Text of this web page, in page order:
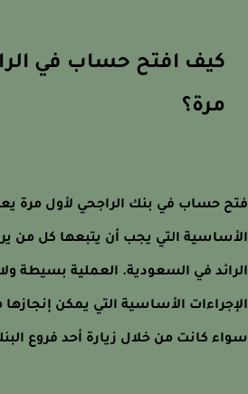
كيف افتح حساب في
مرة؟
حساب في بنك الراجحي لأول مرة يعد
التي يجب أن يتبعها كل من يريد
في السعودية. العملية بسيطة
الأساسية التي يمكن إنجازها
كانت من خلال زيارة أحد فروع البنك